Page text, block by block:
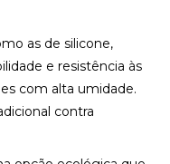
as de silicone,
e resistência às
com alta umidade.
contra